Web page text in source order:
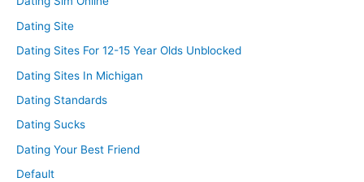
Dating Site
Dating Sites For 12-15 Year Olds Unblocked
Dating Sites In Michigan
Dating Standards
Dating Sucks
Dating Your Best Friend
Default